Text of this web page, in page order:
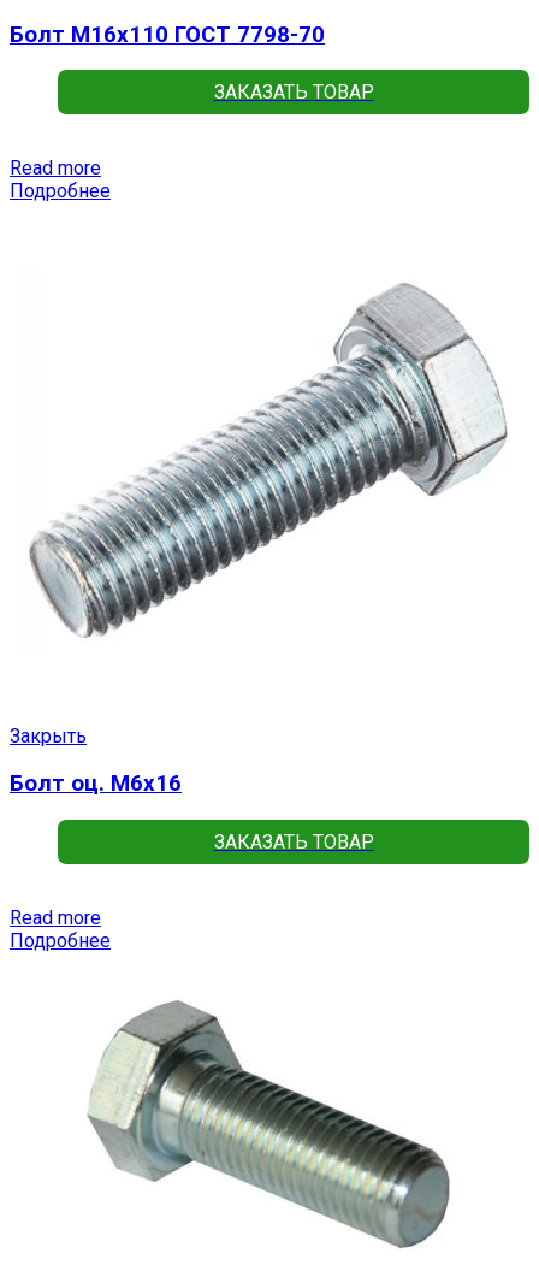
Болт М16х110 ГОСТ 7798-70
ЗАКАЗАТЬ ТОВАР
Read more
Подробнее
Закрыть
Болт оц. М6х16
ЗАКАЗАТЬ ТОВАР
Read more
Подробнее